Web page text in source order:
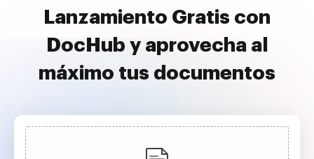
Lanzamiento Gratis con
DocHub y aprovecha al
máximo tus documentos